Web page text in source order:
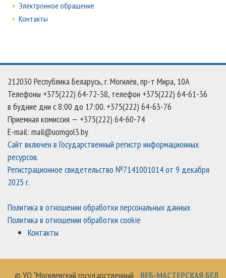
Электронное обращение
Контакты
212030 Республика Беларусь, г. Могилёв, пр-т Мира, 10А
Телефоны +375(222) 64-72-38, телефон +375(222) 64-61-36
в будние дни c 8:00 до 17:00. +375(222) 64-63-76
Приемная комиссия — +375(222) 64-60-74
E-mail: mail@uomgol3.by
Сайт включен в Государственный регистр информационных
ресурсов.
Регистрационное свидетельство №7141001014 от 9 декабря
2025 г.
Политика в отношении обработки персональных данных
Политика в отношении обработки cookie
Контакты
ВЕБ-МАСТЕРСКАЯ.БЕЛ
© УО "Могилевский государственный